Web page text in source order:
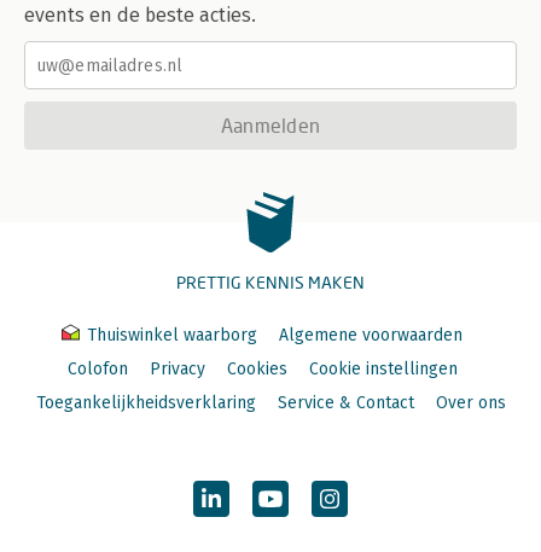
events en de beste acties.
Aanmelden
PRETTIG KENNIS MAKEN
Thuiswinkel waarborg
Algemene voorwaarden
Colofon
Privacy Cookies
Cookie instellingen
Toegankelijkheidsverklaring
Service & Contact Over ons